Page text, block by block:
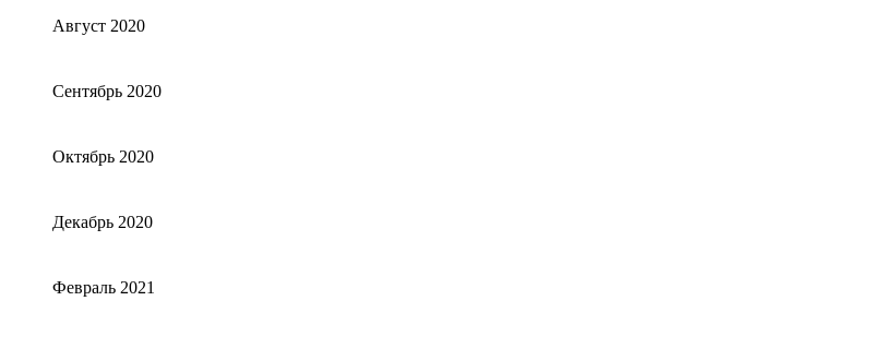
Август 2020
Сентябрь 2020
Октябрь 2020
Декабрь 2020
Февраль 2021